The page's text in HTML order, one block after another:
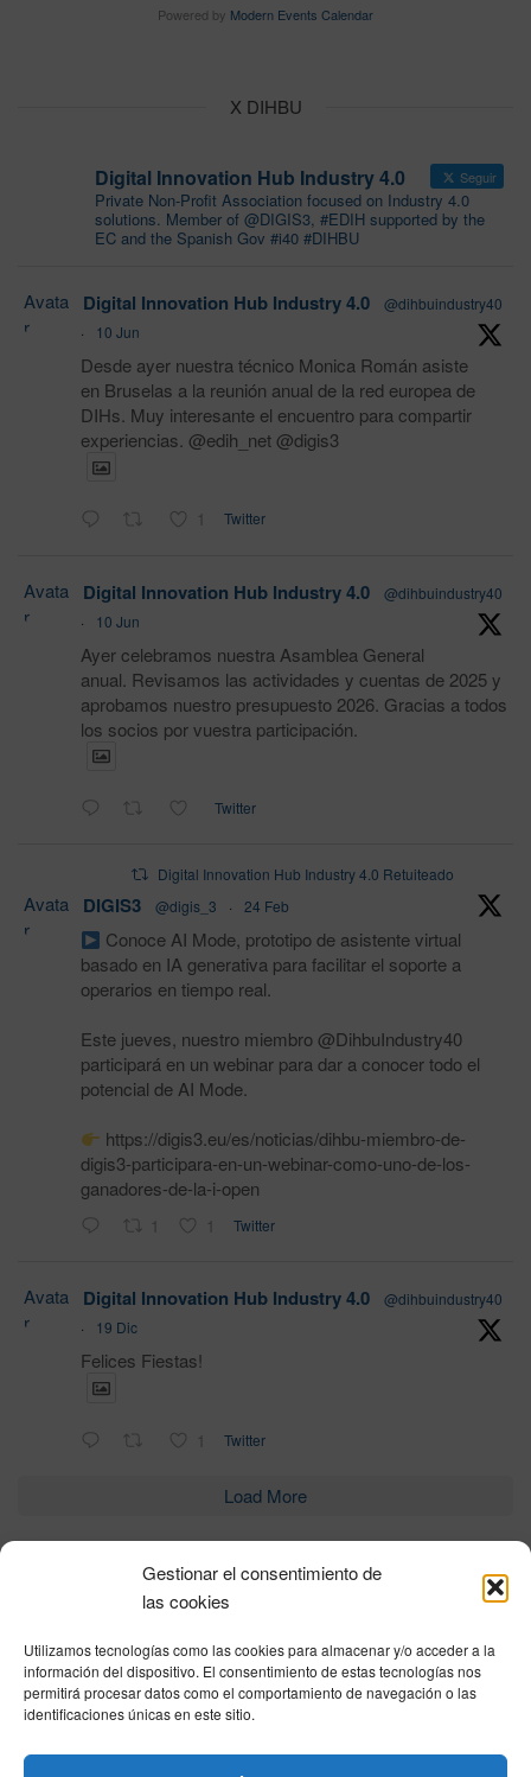
Gestionar el consentimiento de
las cookies
Utilizamos tecnologías como las cookies para almacenar y/o acceder a la
información del dispositivo. El consentimiento de estas tecnologías nos
permitirá procesar datos como el comportamiento de navegación o las
identificaciones únicas en este sitio.
Powered by Modern Events Calendar
X DIHBU
Digital Innovation Hub Industry 4.0 Seguir
Private Non-Profit Association focused on Industry 4.0
solutions. Member of @DIGIS3, #EDIH supported by the
EC and the Spanish Gov #i40 #DIHBU
Avata
r
Digital Innovation Hub Industry 4.0
@dihbuindustry40
·
10 Jun
Desde ayer nuestra técnico Monica Román asiste
en Bruselas a la reunión anual de la red europea de
DIHs. Muy interesante el encuentro para compartir
experiencias. @edih_net @digis3
1 Twitter
Avata
r
Digital Innovation Hub Industry 4.0
@dihbuindustry40
·
10 Jun
Ayer celebramos nuestra Asamblea General
anual. Revisamos las actividades y cuentas de 2025 y
aprobamos nuestro presupuesto 2026. Gracias a todos
los socios por vuestra participación.
Twitter
Digital Innovation Hub Industry 4.0 Retuiteado
Avata
r
DIGIS3 @digis_3 · 24 Feb
Conoce AI Mode, prototipo de asistente virtual
basado en IA generativa para facilitar el soporte a
operarios en tiempo real.
Este jueves, nuestro miembro @DihbuIndustry40
participará en un webinar para dar a conocer todo el
potencial de AI Mode.
https://digis3.eu/es/noticias/dihbu-miembro-de-
digis3-participara-en-un-webinar-como-uno-de-los-
ganadores-de-la-i-open
1 1 Twitter
Avata
r
Digital Innovation Hub Industry 4.0
@dihbuindustry40
·
19 Dic
Felices Fiestas!
1 Twitter
Load More
HOME
Privacy Policy|Legal Notice |Cookies Policy|DNSH|Home
© DIHBU 2026